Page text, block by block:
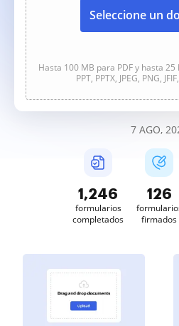
Seleccione un
Hasta 100 MB para PDF y hasta 25
PPT, PPTX, JPEG, PNG,
7 AGO,
1,247
formularios
completados
126
firmados